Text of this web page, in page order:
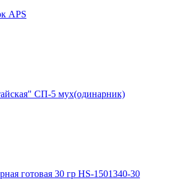
APS
СП-5 мух(одинарник)
готовая 30 гр HS-1501340-30